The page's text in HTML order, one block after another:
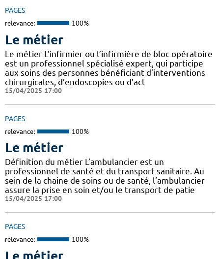
PAGES
relevance: 100%
Le métier
Le métier L’infirmier ou l’infirmière de bloc opératoire
est un professionnel spécialisé expert, qui participe
aux soins des personnes bénéficiant d’interventions
chirurgicales, d’endoscopies ou d’act
15/04/2025 17:00
PAGES
relevance: 100%
Le métier
Définition du métier L’ambulancier est un
professionnel de santé et du transport sanitaire. Au
sein de la chaine de soins ou de santé, l’ambulancier
assure la prise en soin et/ou le transport de patie
15/04/2025 17:00
PAGES
relevance: 100%
Le métier